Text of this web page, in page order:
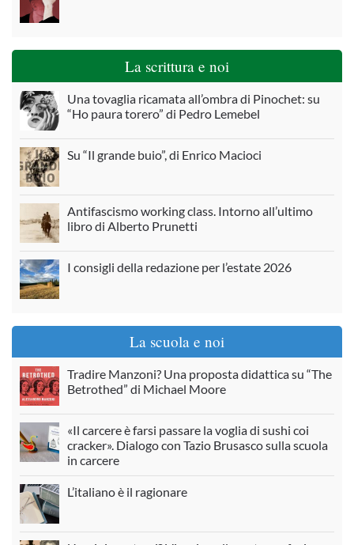
La scrittura e noi
Una tovaglia ricamata all’ombra di Pinochet: su
“Ho paura torero” di Pedro Lemebel
Su “Il grande buio”, di Enrico Macioci
Antifascismo working class. Intorno all’ultimo
libro di Alberto Prunetti
I consigli della redazione per l’estate 2026
La scuola e noi
Tradire Manzoni? Una proposta didattica su “The
Betrothed” di Michael Moore
«Il carcere è farsi passare la voglia di sushi coi
cracker». Dialogo con Tazio Brusasco sulla scuola
in carcere
L’italiano è il ragionare